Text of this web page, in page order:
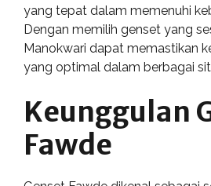
yang tepat dalam memenuhi
Dengan memilih genset yang
Manokwari dapat memastikan
yang optimal dalam berbagai
Keunggulan
Fawde